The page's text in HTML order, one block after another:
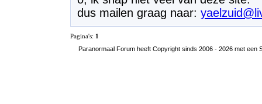
dus mailen graag naar:
Pagina's: 1
Paranormaal Forum heeft Copyright sinds 2006 - 2026 met een